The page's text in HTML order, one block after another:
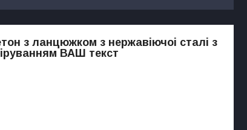
з ланцюжком з нержавіючоі сталі з
ВАШ текст